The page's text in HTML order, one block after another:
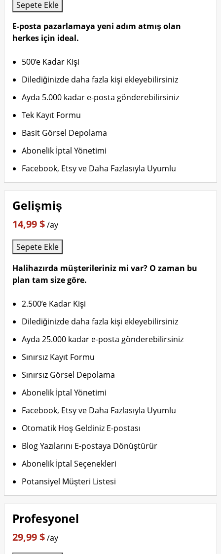
Sepete Ekle
E-posta pazarlamaya yeni adım atmış olan
herkes için ideal.
500’e Kadar Kişi
Dilediğinizde daha fazla kişi ekleyebilirsiniz
Ayda 5.000 kadar e-posta gönderebilirsiniz
Tek Kayıt Formu
Basit Görsel Depolama
Abonelik İptal Yönetimi
Facebook, Etsy ve Daha Fazlasıyla Uyumlu
Gelişmiş
14,99 $/ay
Sepete Ekle
Halihazırda müşterileriniz mi var? O zaman bu
plan tam size göre.
2.500’e Kadar Kişi
Dilediğinizde daha fazla kişi ekleyebilirsiniz
Ayda 25.000 kadar e-posta gönderebilirsiniz
Sınırsız Kayıt Formu
Sınırsız Görsel Depolama
Abonelik İptal Yönetimi
Facebook, Etsy ve Daha Fazlasıyla Uyumlu
Otomatik Hoş Geldiniz E-postası
Blog Yazılarını E-postaya Dönüştürür
Abonelik İptal Seçenekleri
Potansiyel Müşteri Listesi
Profesyonel
29,99 $/ay